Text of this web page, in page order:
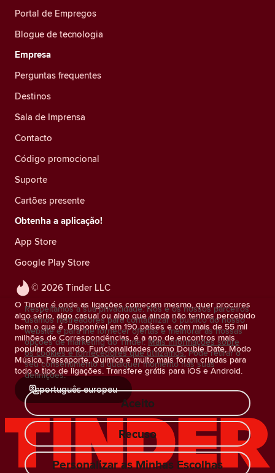
© 2026 Tinder LLC
O Tinder é onde as ligações começam mesmo, quer procures
algo sério, algo casual ou algo que ainda não tenhas percebido
bem o que é. Disponível em 190 países e com mais de 55 mil
milhões de Correspondências, é a app de encontros mais
popular do mundo. Funcionalidades como Double Date, Modo
Música, Passaporte, Química e muito mais foram criadas para
todo o tipo de ligações. Transfere grátis para iOS e Android.
português europeu
Portal de Empregos
Blogue de tecnologia
Empresa
Perguntas frequentes
Destinos
Sala de Imprensa
Contacto
Código promocional
Suporte
Cartões presente
Obtenha a aplicação!
App Store
Google Play Store
Respeitamos a sua privacidade. Nós e os nossos parceiros
usamos rastreadores para contabilizar o público do nosso
website e para lhe fornecer ofertas e melhorar as nossas
opções de marketing do Tinder. Mais informações sobre
os cookies e fornecedores que utilizamos. Pode retirar o
seu consentimento a qualquer momento nas suas
definições.
Aceito
Recuso
Personalizar as Minhas Escolhas